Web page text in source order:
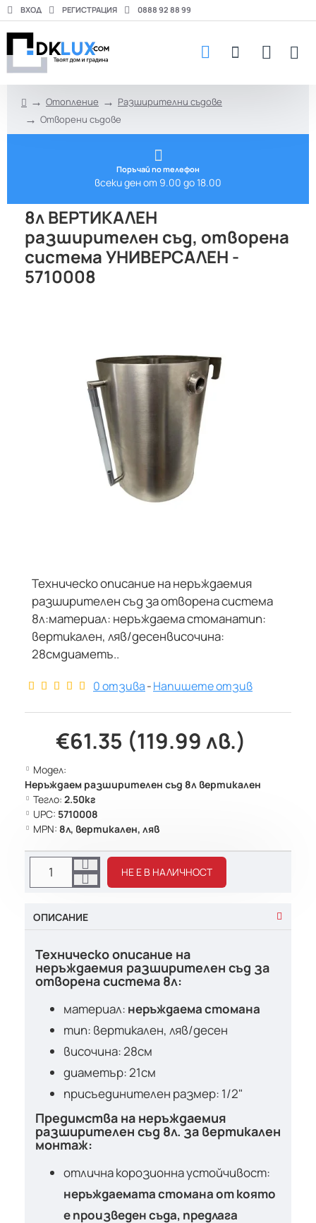
ВХОД РЕГИСТРАЦИЯ 0888 92 88 99
Отопление
Разширителни съдове
Отворени съдове
Поръчай по телефон
всеки ден от 9.00 до 18.00
8л ВЕРТИКАЛЕН
разширителен съд, отворена
система УНИВЕРСАЛЕН -
5710008
НЕ Е В НАЛИЧНОСТ
Техническо описание на неръждаемия
разширителен съд за отворена система
8л:материал: неръждаема стоманатип:
вертикален, ляв/десенвисочина:
28смдиаметъ..
0 отзива-Напишете отзив
€61.35 (119.99 лв.)
Модел:
Неръждаем разширителен съд 8л вертикален
Тегло: 2.50кг
UPC: 5710008
MPN: 8л, вертикален, ляв
НЕ Е В НАЛИЧНОСТ
ОПИСАНИЕ
Техническо описание на
неръждаемия разширителен съд за
отворена система 8л:
материал: неръждаема стомана
тип: вертикален, ляв/десен
височина: 28см
диаметър: 21см
присъединителен размер: 1/2"
Предимства на неръждаемия
разширителен съд 8л. за вертикален
монтаж:
отлична корозионна устойчивост:
неръждаемата стомана от която
е произведен съда, предлага